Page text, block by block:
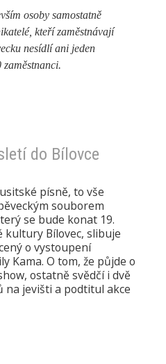
osoby samostatně
kteří zaměstnávají
nesídlí ani jeden
zaměstnanci.
do Bílovce
písně, to vše
souborem
se bude konat 19.
kultury Bílovec, slibuje
o vystoupení
Kama. O tom, že půjde o
ostatně svědčí i dvě
jevišti a podtitul akce